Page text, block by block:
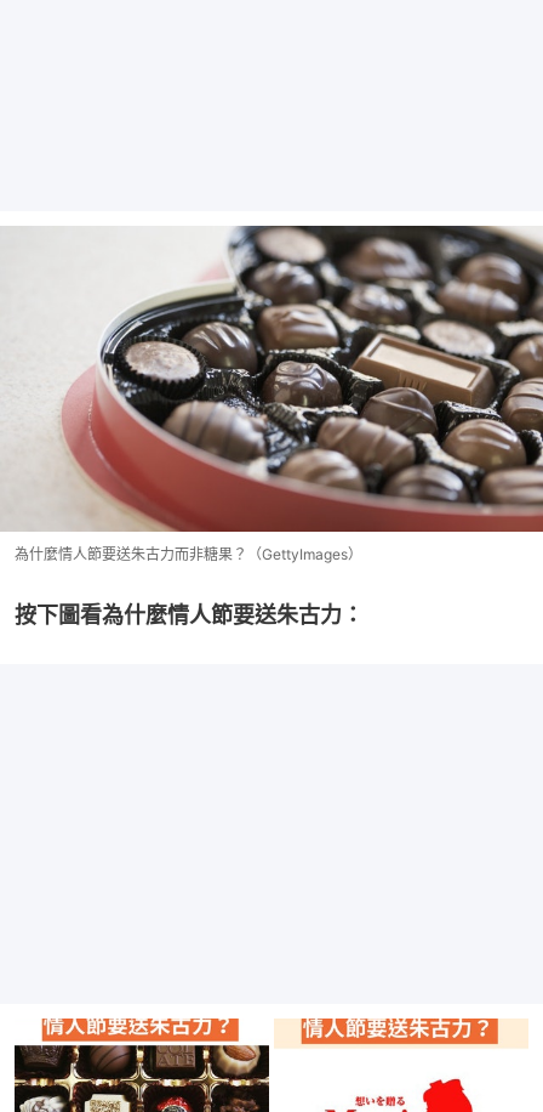
為什麼情人節要送朱古力而非糖果？（GettyImages）
按下圖看為什麼情人節要送朱古力：